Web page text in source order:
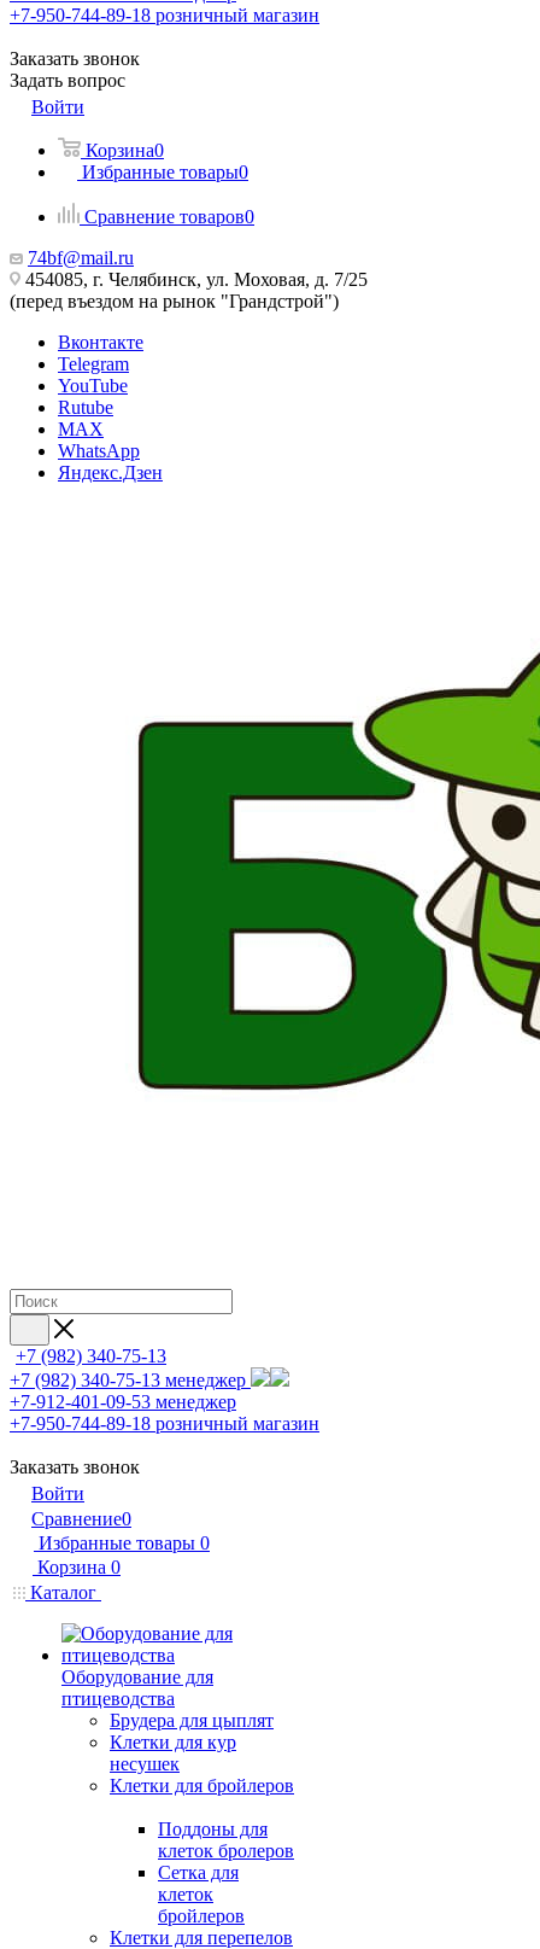
+7-950-744-89-18 розничный магазин
Заказать звонок
Задать вопрос
Войти
Корзина0
Избранные товары0
Сравнение товаров0
74bf@mail.ru
454085, г. Челябинск, ул. Моховая, д. 7/25
(перед въездом на рынок "Грандстрой")
Вконтакте
Telegram
YouTube
Rutube
MAX
WhatsApp
Яндекс.Дзен
+7 (982) 340-75-13
+7 (982) 340-75-13 менеджер
+7-912-401-09-53 менеджер
+7-950-744-89-18 розничный магазин
Заказать звонок
Войти
Сравнение0
Избранные товары 0
Корзина 0
Каталог
Оборудование для
птицеводства
Брудера для цыплят
Клетки для кур
несушек
Клетки для бройлеров
Поддоны для
клеток бролеров
Сетка для
клеток
бройлеров
Клетки для перепелов